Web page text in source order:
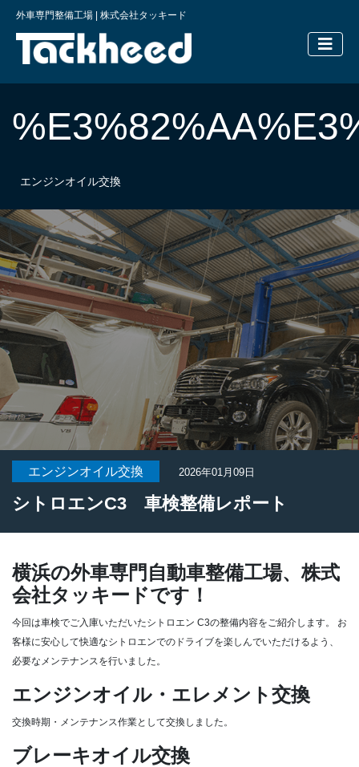
外車専門整備工場 | 株式会社タッキード
横浜の外
エンジンオイル交換
エンジンオイル交換 2026年01月09日
シトロエンC3 車検整備レポート
横浜の外車専門自動車整備工場、株式
会社タッキードです！
今回は車検でご入庫いただいたシトロエン C3の整備内容をご紹介します。
お
客様に安心して快適なシトロエンでのドライブを楽しんでいただけるよう、
必要なメンテナンスを行いました。
エンジンオイル・エレメント交換
交換時期・メンテナンス作業として交換しました。
ブレーキオイル交換